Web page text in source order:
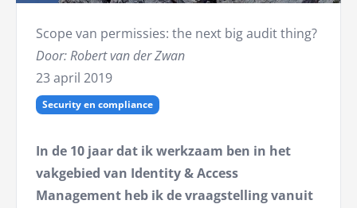
Scope van permissies: the next big audit thing?
Door: Robert van der Zwan
23 april 2019
Security en compliance
In de 10 jaar dat ik werkzaam ben in het
vakgebied van Identity & Access
Management heb ik de vraagstelling vanuit